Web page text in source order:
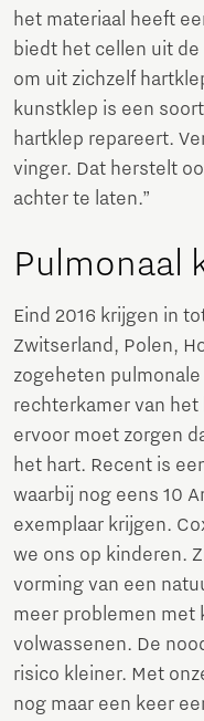
het materiaal heeft
biedt het cellen uit
om uit zichzelf
kunstklep is een
hartklep repareert.
vinger. Dat herstelt
achter te laten.”
Pulmonaal
Eind 2016 krijgen in
Zwitserland, Polen,
zogeheten
rechterkamer van het
ervoor moet zorgen
het hart. Recent is
waarbij nog eens 10
exemplaar krijgen.
we ons op kinderen.
vorming van een
meer problemen met
volwassenen. De
risico kleiner. Met
nog maar een keer